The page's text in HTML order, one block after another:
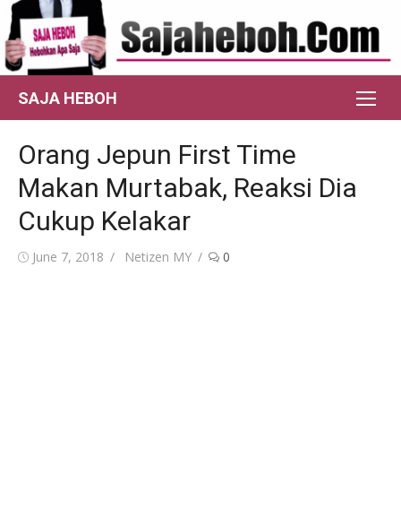
Skip
to
content
SAJA HEBOH
Orang Jepun First Time
Makan Murtabak, Reaksi Dia
Cukup Kelakar
Posted
June 7, 2018 Author
Netizen MY 0